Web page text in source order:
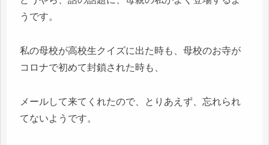
うです。
私の母校が高校生クイズに出た時も、母校のお寺が
コロナで初めて封鎖された時も、
メールして来てくれたので、とりあえず、忘れられ
てないようです。